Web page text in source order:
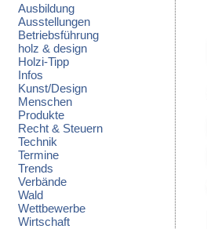
Ausbildung
Ausstellungen
Betriebsführung
holz & design
Holzi-Tipp
Infos
Kunst/Design
Menschen
Produkte
Recht & Steuern
Technik
Termine
Trends
Verbände
Wald
Wettbewerbe
Wirtschaft